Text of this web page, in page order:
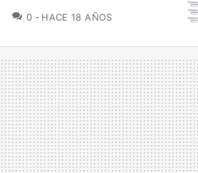
0 COMENTARIOS
HACE 18 AÑOS